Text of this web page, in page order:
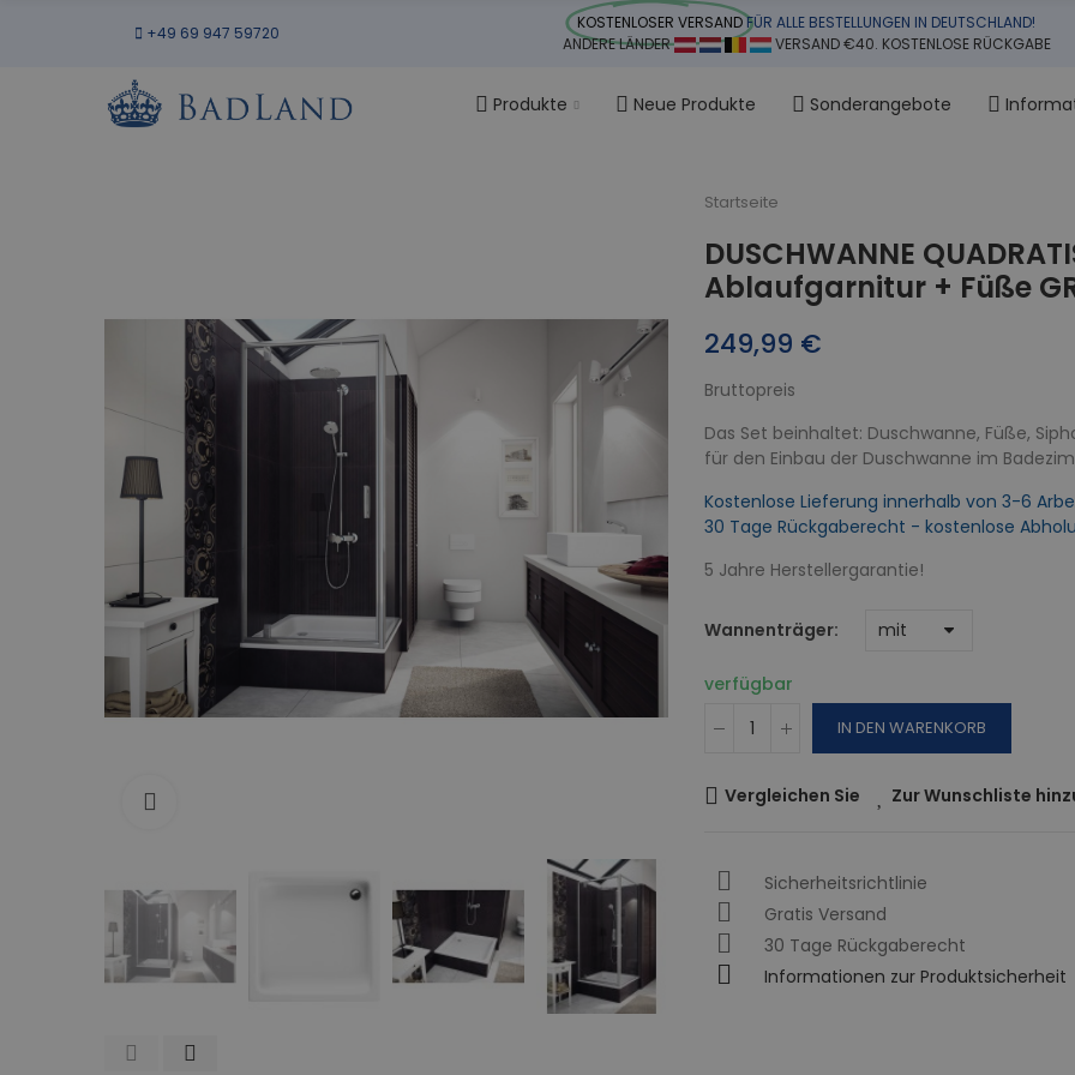
+49 69 947 59720
KOSTENLOSER VERSANDFÜR ALLE BESTELLUNGEN IN DEUTSCHLAND!
ANDERE LÄNDER
VERSAND €40. KOSTENLOSE RÜCKGABE
Produkte Neue Produkte Sonderangebote
Startseite
DUSCHWANNE
Ablaufgarnitur + Füße
249,99 €
Bruttopreis
Das Set beinhaltet: Duschwanne, Füße,
für den Einbau der Duschwanne im
Kostenlose Lieferung innerhalb von 3-6
30 Tage Rückgaberecht - kostenlose
5 Jahre Herstellergarantie!
Wannenträger
verfügbar
IN DEN WARENKORB
Vergleichen Sie Zur Wunschliste
Sicherheitsrichtlinie
Gratis Versand
30 Tage Rückgaberecht
Informationen zur Produktsicherheit